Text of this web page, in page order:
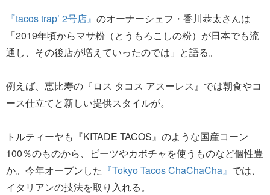
『tacos trap’ 2号店』 のオーナーシェフ・香川恭太さんは
「2019年頃からマサ粉（とうもろこしの粉）が日本でも流
通し、その後店が増えていったのでは」と語る。
例えば、恵比寿の『ロス タコス アスーレス』では朝食やコ
ース仕立てと新しい提供スタイルが。
トルティーヤも『KITADE TACOS』のような国産コーン
100％のものから、ビーツやカボチャを使うものなど個性豊
か。今年オープンした 『Tokyo Tacos ChaChaCha』 では、
イタリアンの技法を取り入れる。